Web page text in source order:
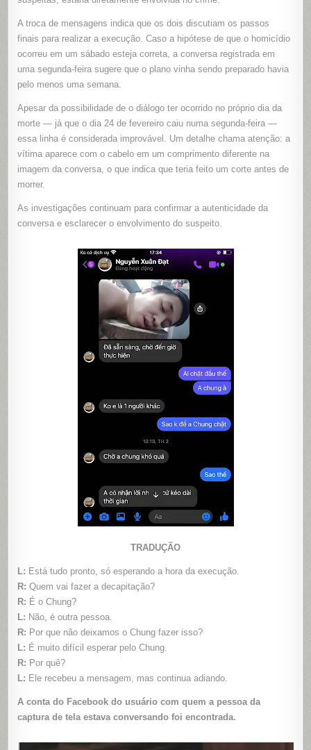
A troca de mensagens indica que os dois discutiam os passos
finais para realizar a execução. Caso a hipótese de que o homicídio
ocorreu em um sábado esteja correta, a conversa registrada em
uma segunda-feira sugere que o plano vinha sendo preparado havia
pelo menos uma semana.
Apesar da possibilidade de o diálogo ter ocorrido no próprio dia da
morte — já que o dia 24 de fevereiro caiu numa segunda-feira —
essa linha é considerada improvável. Um detalhe chama atenção: a
vítima aparece com o cabelo em um comprimento diferente na
imagem da conversa, o que indica que teria feito um corte antes de
morrer.
As investigações continuam para confirmar a autenticidade da
conversa e esclarecer o envolvimento do suspeito.
TRADUÇÃO
L: Está tudo pronto, só esperando a hora da execução.
R: Quem vai fazer a decapitação?
R: É o Chung?
L: Não, é outra pessoa.
R: Por que não deixamos o Chung fazer isso?
L: É muito difícil esperar pelo Chung.
R: Por quê?
L: Ele recebeu a mensagem, mas continua adiando.
A conta do Facebook do usuário com quem a pessoa da
captura de tela estava conversando foi encontrada.